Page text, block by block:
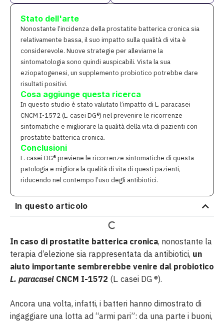
Stato dell'arte
Nonostante l’incidenza della prostatite batterica cronica sia
relativamente bassa, il suo impatto sulla qualità di vita è
considerevole. Nuove strategie per alleviarne la
sintomatologia sono quindi auspicabili. Vista la sua
eziopatogenesi, un supplemento probiotico potrebbe dare
risultati positivi.
Cosa aggiunge questa ricerca
In questo studio è stato valutato l’impatto di L. paracasei
CNCM I-1572 (L. casei DG®) nel prevenire le ricorrenze
sintomatiche e migliorare la qualità della vita di pazienti con
prostatite batterica cronica.
Conclusioni
L. casei DG® previene le ricorrenze sintomatiche di questa
patologia e migliora la qualità di vita di questi pazienti,
riducendo nel contempo l’uso degli antibiotici.
In questo articolo
In caso di prostatite batterica cronica, nonostante la
terapia d’elezione sia rappresentata da antibiotici, un
aiuto importante sembrerebbe venire dal probiotico
L. paracasei CNCM I-1572 (L. casei DG ®).
Ancora una volta, infatti, i batteri hanno dimostrato di
ingaggiare una lotta ad “armi pari”: da una parte i buoni,